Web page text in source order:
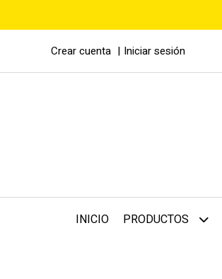
Crear cuenta Iniciar sesión
INICIO PRODUCTOS